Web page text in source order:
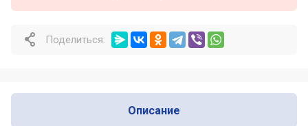
Nofer для оснащения общественных
санузлов
много лет, а другие ломаются уже
Поделиться:
Описание